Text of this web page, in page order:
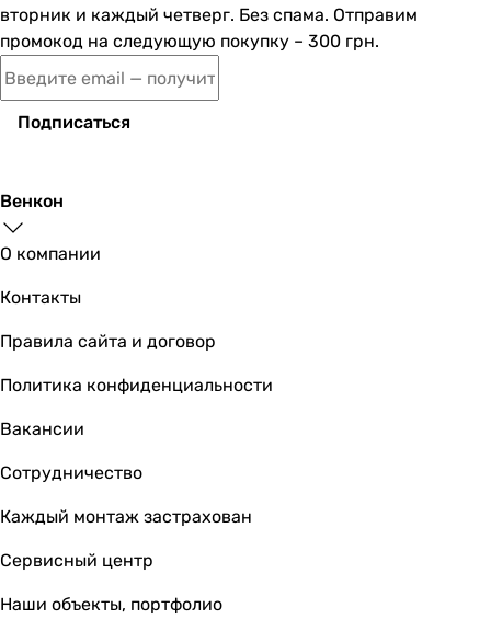
вторник и каждый четверг. Без спама. Отправим
промокод на следующую покупку – 300 грн.
Подписаться
Венкон
О компании
Контакты
Правила сайта и договор
Политика конфиденциальности
Вакансии
Сотрудничество
Каждый монтаж застрахован
Сервисный центр
Наши объекты, портфолио